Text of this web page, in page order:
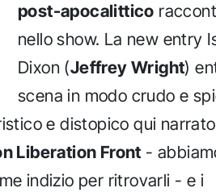
post-apocalittico
nello show. La new entry
Dixon (Jeffrey Wright)
scena in modo crudo e
e distopico qui
Liberation Front -
indizio per ritrovarli - e i